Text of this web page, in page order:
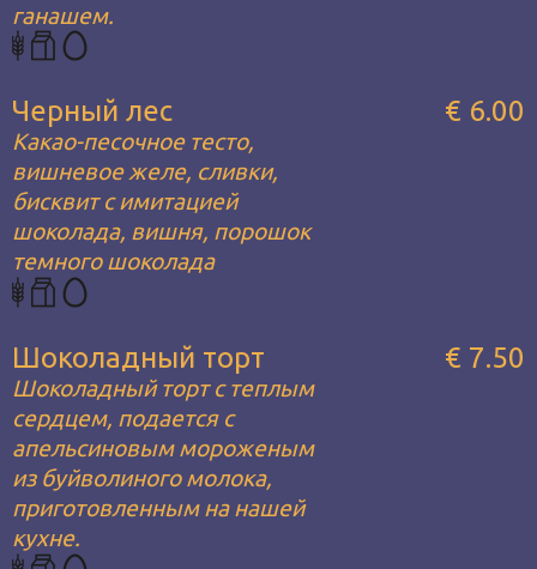
ганашем.
Черный лес
Какао-песочное тесто,
вишневое желе, сливки,
бисквит с имитацией
шоколада, вишня, порошок
темного шоколада
€ 6.00
Шоколадный торт
Шоколадный торт с теплым
сердцем, подается с
апельсиновым мороженым
из буйволиного молока,
приготовленным на нашей
кухне.
€ 7.50